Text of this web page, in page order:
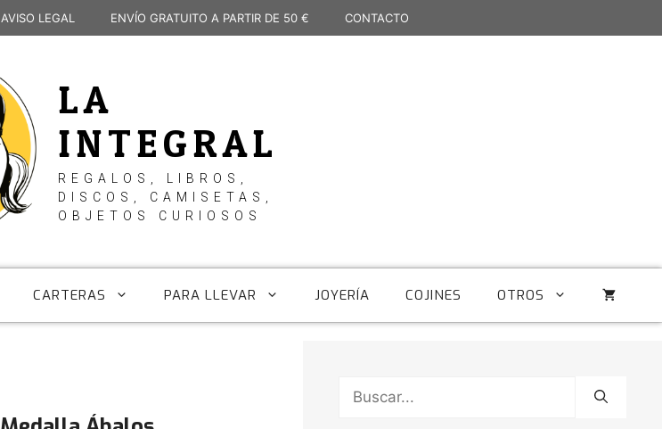
AVISO LEGAL ENVÍO GRATUITO A PARTIR DE 50 € CONTACTO
LA
INTEGRAL
REGALOS, LIBROS,
DISCOS, CAMISETAS,
OBJETOS CURIOSOS
CARTERAS PARA LLEVAR JOYERÍA COJINES OTROS
Buscar: